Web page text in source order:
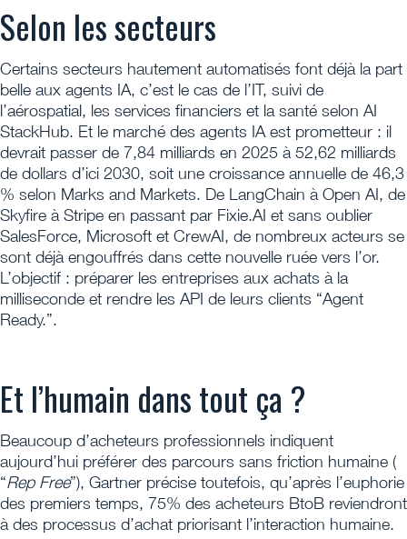
Selon les secteurs
Certains secteurs hautement automatisés font déjà la part
belle aux agents IA, c’est le cas de l’IT, suivi de
l’aérospatial, les services financiers et la santé selon AI
StackHub. Et le marché des agents IA est prometteur : il
devrait passer de 7,84 milliards en 2025 à 52,62 milliards
de dollars d’ici 2030, soit une croissance annuelle de 46,3
% selon Marks and Markets. De LangChain à Open AI, de
Skyfire à Stripe en passant par Fixie.AI et sans oublier
SalesForce, Microsoft et CrewAI, de nombreux acteurs se
sont déjà engouffrés dans cette nouvelle ruée vers l’or.
L’objectif : préparer les entreprises aux achats à la
milliseconde et rendre les API de leurs clients “Agent
Ready.”.
Et l’humain dans tout ça ?
Beaucoup d’acheteurs professionnels indiquent
aujourd’hui préférer des parcours sans friction humaine (
“Rep Free”), Gartner précise toutefois, qu’après l’euphorie
des premiers temps, 75% des acheteurs BtoB reviendront
à des processus d’achat priorisant l’interaction humaine.